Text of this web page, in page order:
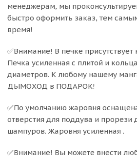
менеджерам, мы
быстро оформить заказ, тем
время!
✅Внимание! В печке присутствует
Печка усиленная с плитой и
диаметров. К любому нашему
ДЫМОХОД в ПОДАРОК!
✅По умолчанию жаровня
отверстия для поддува и прорези
шампуров. Жаровня усиленная .
✅Внимание! Вы можете внести